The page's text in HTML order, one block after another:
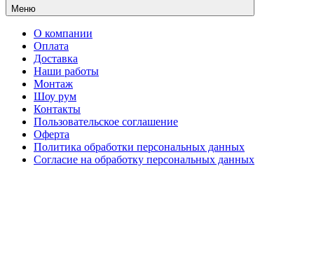
Меню
О компании
Оплата
Доставка
Наши работы
Монтаж
Шоу рум
Контакты
Пользовательское соглашение
Оферта
Политика обработки персональных данных
Согласие на обработку персональных данных